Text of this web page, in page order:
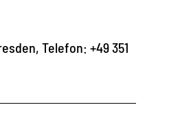
Telefon: +49 351